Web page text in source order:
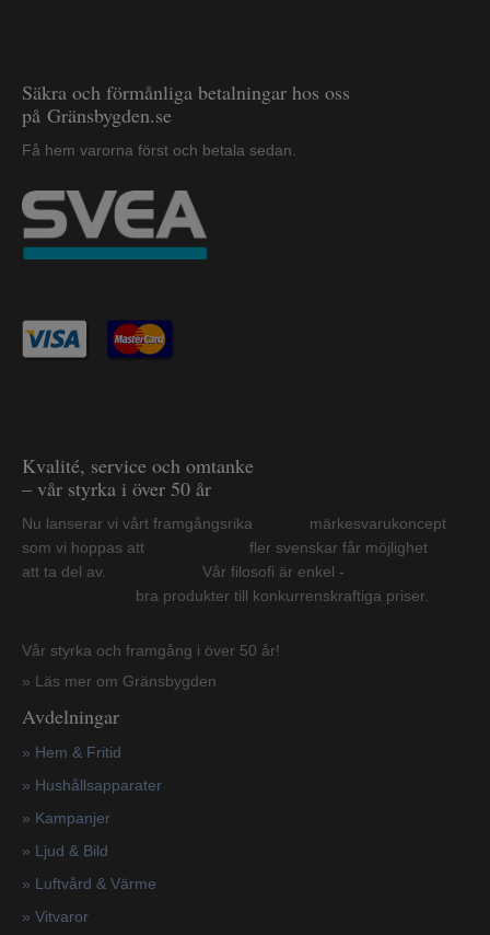
Säkra och förmånliga betalningar hos oss
på Gränsbygden.se
Få hem varorna först och betala sedan.
Kvalité, service och omtanke
– vår styrka i över 50 år
Nu lanserar vi vårt framgångsrika märkesvarukoncept
som vi hoppas att fler svenskar får möjlighet
att ta del av. Vår filosofi är enkel -
bra produkter till konkurrenskraftiga priser.
Vår styrka och framgång i över 50 år!
» Läs mer om Gränsbygden
Avdelningar
» Hem & Fritid
» Hushållsapparater
» Kampanjer
» Ljud & Bild
» Luftvård & Värme
» Vitvaror